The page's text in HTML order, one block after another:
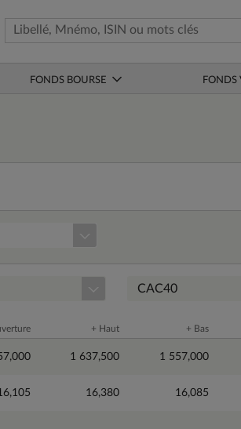
FONDS BOURSE FONDS
CAC40
+ Haut + Bas
1 637,500 1 557,000
16,380 16,085